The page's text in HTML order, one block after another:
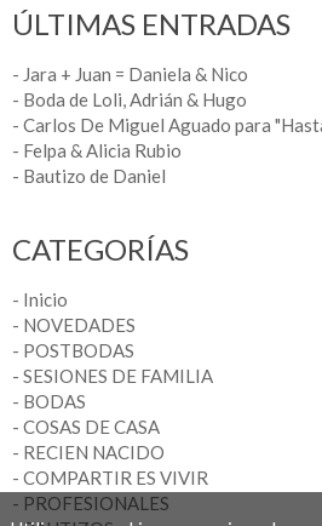
ÚLTIMAS ENTRADAS
- Jara + Juan = Daniela & Nico
- Boda de Loli, Adrián & Hugo
- Carlos De Miguel Aguado para
- Felpa & Alicia Rubio
- Bautizo de Daniel
CATEGORÍAS
- Inicio
- NOVEDADES
- POSTBODAS
- SESIONES DE FAMILIA
- BODAS
- COSAS DE CASA
- RECIEN NACIDO
- COMPARTIR ES VIVIR
- PROFESIONALES